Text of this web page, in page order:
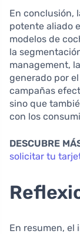
En conclusión,
potente aliado
modelos de
la
management,
generado por
campañas
sino que
con los
DESCUBRE
solicitar tu
En resumen, el